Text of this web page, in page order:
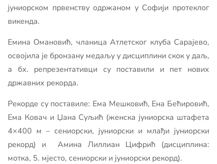
јуниорском првенству одржаном у Софији протеклог
викенда.
Емина Омановић, чланица Атлетског клуба Сарајево,
освојила је бронзану медаљу у дисциплини скок у даљ,
а бх. репрезентативци су поставили и пет нових
државних рекорда.
Рекорде су поставиле: Ема Мешковић, Ена Бећировић,
Ема Ковач и Џана Суљић (женска јуниорска штафета
4×400 м – сениорски, јуниорски и млађи јуниорски
рекорд) и Амина Лиллиан Цифрић (дисциплина:
мотка, 5. мјесто, сениорски и јуниорски рекорд).